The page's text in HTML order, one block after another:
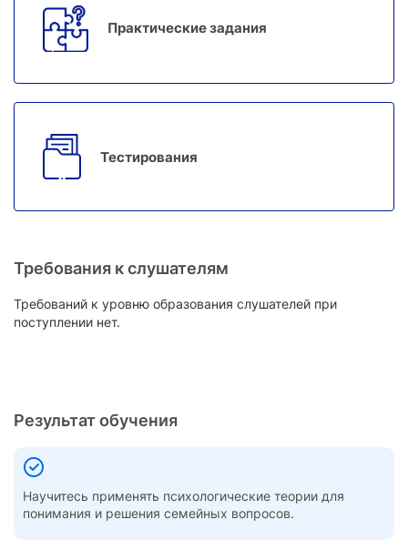
Практические задания
Тестирования
Требования к слушателям
Требований к уровню образования слушателей при
поступлении нет.
Результат обучения
Научитесь применять психологические теории для
понимания и решения семейных вопросов.